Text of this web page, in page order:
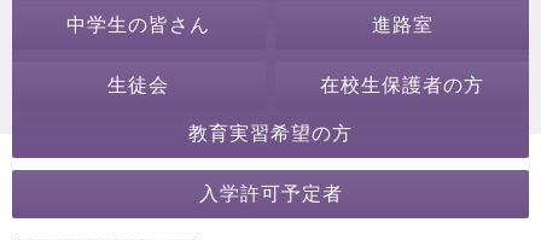
中学生の皆さん 進路室
生徒会 在校生保護者の方
教育実習希望の方
入学許可予定者